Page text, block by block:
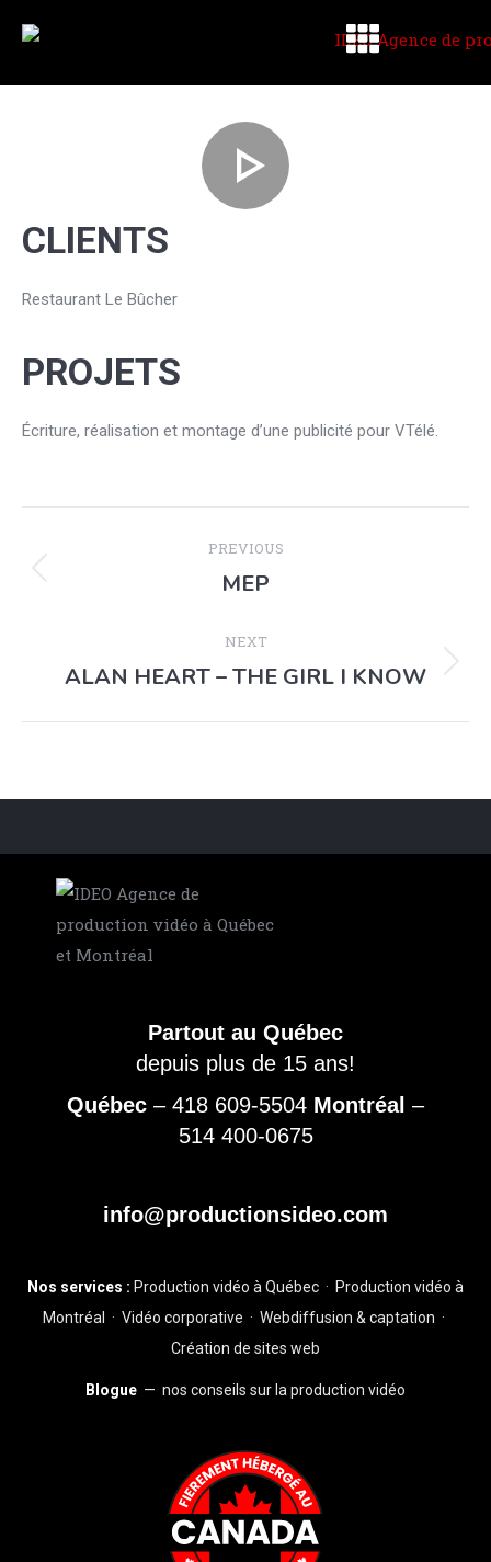
CLIENTS
Restaurant Le Bûcher
PROJETS
Écriture, réalisation et montage d’une publicité pour VTélé.
PREVIOUS
MEP
NEXT
ALAN HEART – THE GIRL I KNOW
Partout au Québec
depuis plus de 15 ans!
Québec – 418 609-5504 Montréal –
514 400-0675
info@productionsideo.com
Nos services : Production vidéo à Québec · Production vidéo à
Montréal
· Vidéo corporative · Webdiffusion & captation ·
Création de sites web
Blogue — nos conseils sur la production vidéo